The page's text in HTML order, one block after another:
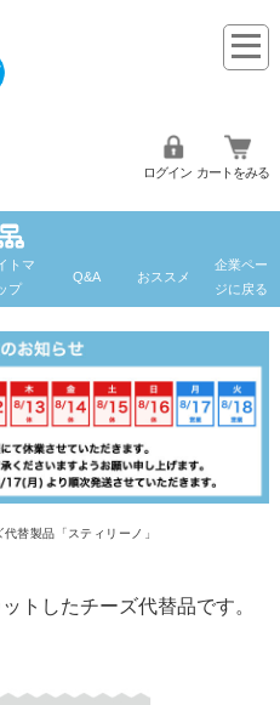
ログイン カートをみる
トマ
プ
Q&A おススメ
企業ペー
ジに戻る
代替製品「スティリーノ」
トしたチーズ代替品です。